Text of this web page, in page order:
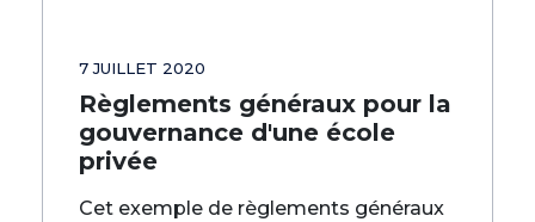
7 JUILLET 2020
Règlements généraux pour la
gouvernance d'une école
privée
Cet exemple de règlements généraux